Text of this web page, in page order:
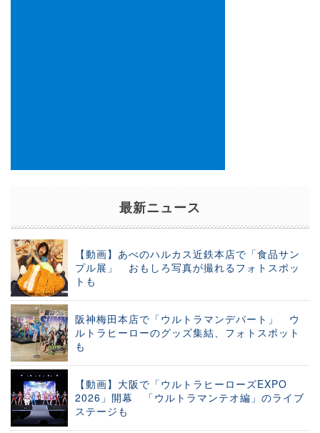
最新ニュース
【動画】あべのハルカス近鉄本店で「食品サン
プル展」 おもしろ写真が撮れるフォトスポッ
トも
阪神梅田本店で「ウルトラマンデパート」 ウ
ルトラヒーローのグッズ集結、フォトスポット
も
【動画】大阪で「ウルトラヒーローズEXPO
2026」開幕 「ウルトラマンテオ編」のライブ
ステージも